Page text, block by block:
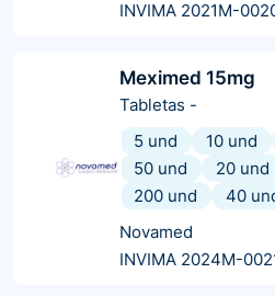
INVIMA 2021M-
Meximed 15mg
Tabletas -
5 und
10 und
50 und
20 und
200 und
40
Novamed
INVIMA 2024M-